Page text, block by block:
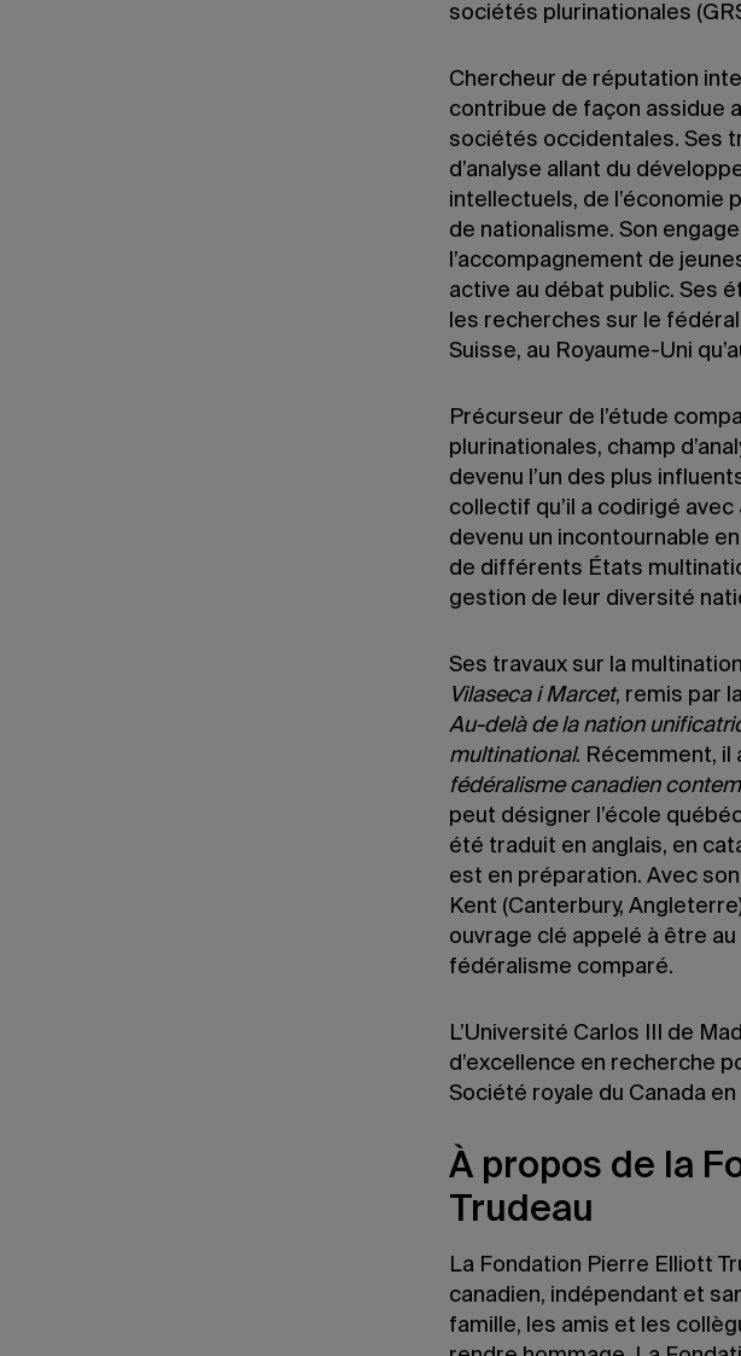
sociétés plurinationales
Chercheur de réputation
contribue de façon assidue
sociétés occidentales. Ses
d’analyse allant du
intellectuels, de l’économie
de nationalisme. Son
l’accompagnement de
active au débat public. Ses
les recherches sur le
Suisse, au Royaume-Uni
Précurseur de l’étude
plurinationales, champ
devenu l’un des plus
collectif qu’il a codirigé avec
devenu un incontournable
de différents États
gestion de leur diversité
Ses travaux sur la
Vilaseca i Marcet, remis par
Au-delà de la nation
multinational. Récemment, il
fédéralisme canadien
peut désigner l’école
été traduit en anglais, en
est en préparation. Avec
Kent (Canterbury,
ouvrage clé appelé à être
fédéralisme comparé.
L’Université Carlos III de
d’excellence en recherche
Société royale du Canada
À propos de la
Trudeau
La Fondation Pierre Elliott
canadien, indépendant et
famille, les amis et les